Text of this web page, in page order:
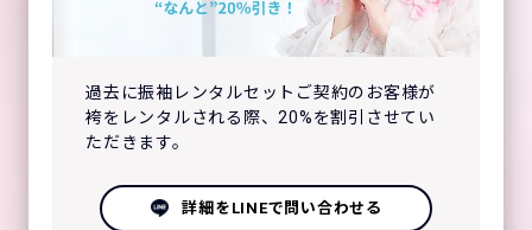
過去に振袖レンタルセットご契約のお客様が
袴をレンタルされる際、20%を割引させてい
ただきます。
詳細をLINEで問い合わせる